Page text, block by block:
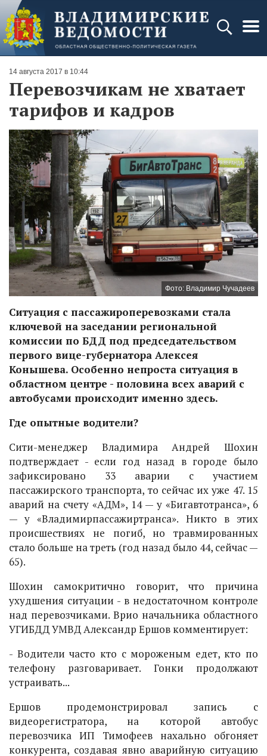
14 августа 2017 в 10:44
Перевозчикам не хватает
тарифов и кадров
Фото: Владимир Чучадеев
Ситуация с пассажироперевозками стала
ключевой на заседании региональной
комиссии по БДД под председательством
первого вице-губернатора Алексея
Конышева. Особенно непроста ситуация в
областном центре - половина всех аварий с
автобусами происходит именно здесь.
Где опытные водители?
Сити-менеджер Владимира Андрей Шохин
подтверждает - если год назад в городе было
зафиксировано 33 аварии с участием
пассажирского транспорта, то сейчас их уже 47. 15
аварий на счету «АДМ», 14 — у «Бигавтотранса», 6
— у «Владимирпассажиртранса». Никто в этих
происшествиях не погиб, но травмированных
стало больше на треть (год назад было 44, сейчас —
65).
Шохин самокритично говорит, что причина
ухудшения ситуации - в недостаточном контроле
над перевозчиками. Врио начальника областного
УГИБДД УМВД Александр Ершов комментирует:
- Водители часто кто с мороженым едет, кто по
телефону разговаривает. Гонки продолжают
устраивать...
Ершов продемонстрировал запись с
видеорегистратора, на которой автобус
перевозчика ИП Тимофеев нахально обгоняет
конкурента, создавая явно аварийную ситуацию